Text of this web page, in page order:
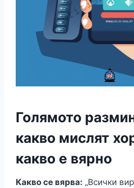
Голямото
какво мислят
какво е вярно
Какво се вярва: „Всички